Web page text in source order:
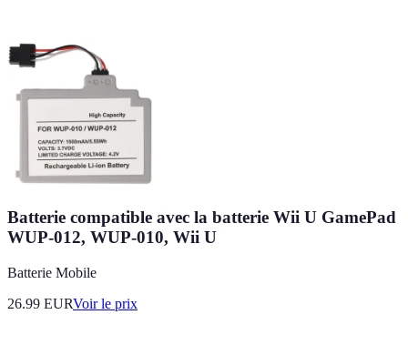
Batterie compatible avec la batterie Wii U GamePad
WUP-012, WUP-010, Wii U
Batterie Mobile
26.99 EURVoir le prix